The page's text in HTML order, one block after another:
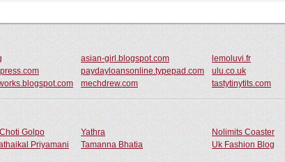
asian-girl.blogspot.com
lemoluvi.fr
paydayloansonline.typepad.com
ulu.co.uk
mechdrew.com tastytinytits.com
Golpo Yathra
Nolimits Coaster
Priyamani Tamanna Bhatia Uk Fashion Blog